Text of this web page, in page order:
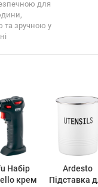
для
та зручною у
Набір
крем
Ardesto
Підставка